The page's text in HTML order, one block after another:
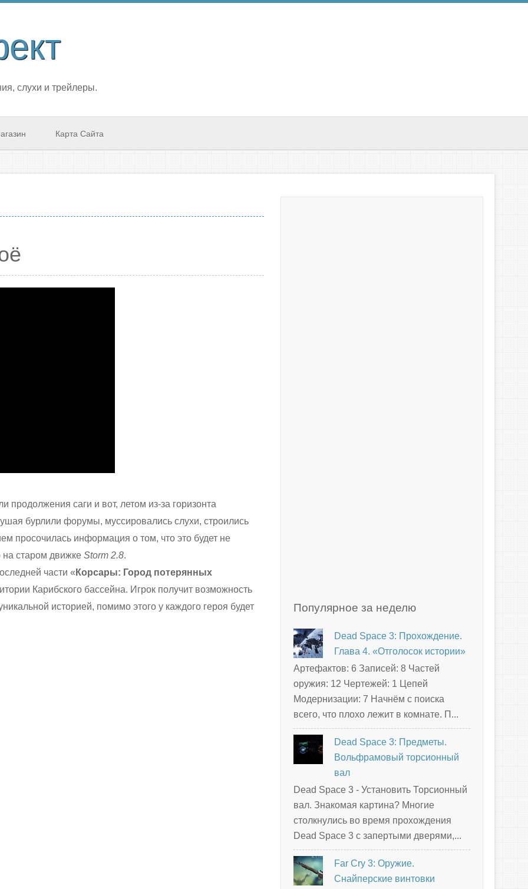
слухи и трейлеры.
Карта Сайта
продолжения саги и вот, летом из-за горизонта
бурлили форумы, муссировались слухи, строились
просочилась информация о том, что это будет не
на старом движке Storm2.8.
части « Корсары: Город потерянных
Карибского бассейна. Игрок получит возможность
историей, помимо этого у каждого героя будет
Популярное за неделю
Dead Space 3: Прохождение.
Глава 4. «Отголосок истории»
Артефактов: 6 Записей: 8 Частей
оружия: 12 Чертежей: 1 Цепей
Модернизации: 7 Начнём с поиска
всего, что плохо лежит в комнате. П...
Dead Space 3: Предметы.
Вольфрамовый торсионный
вал
Dead Space 3 - Установить Торсионный
вал. Знакомая картина? Многие
столкнулись во время прохождения
Dead Space 3 с запертыми дверями,...
Far Cry 3: Оружие.
Снайперские винтовки